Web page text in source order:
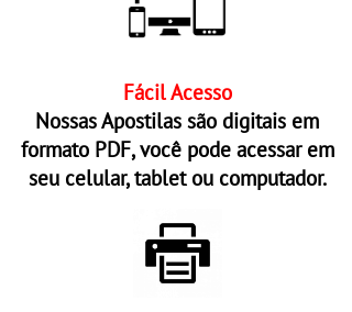
Fácil Acesso
Nossas Apostilas são digitais em
formato PDF, você pode acessar em
seu celular, tablet ou computador.